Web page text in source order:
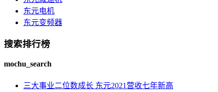
东元电机
东元变频器
搜索排行榜
mochu_search
三大事业二位数成长 东元2021营收七年新高